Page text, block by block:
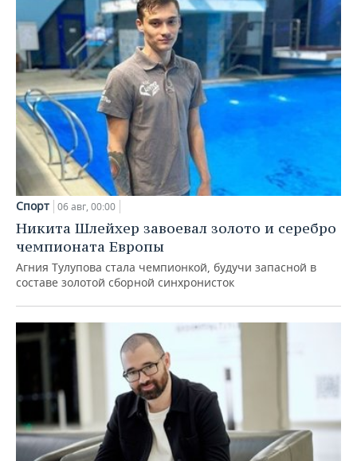
Спорт 06 авг, 00:00
Никита Шлейхер завоевал золото и серебро
чемпионата Европы
Агния Тулупова стала чемпионкой, будучи запасной в
составе золотой сборной синхронисток